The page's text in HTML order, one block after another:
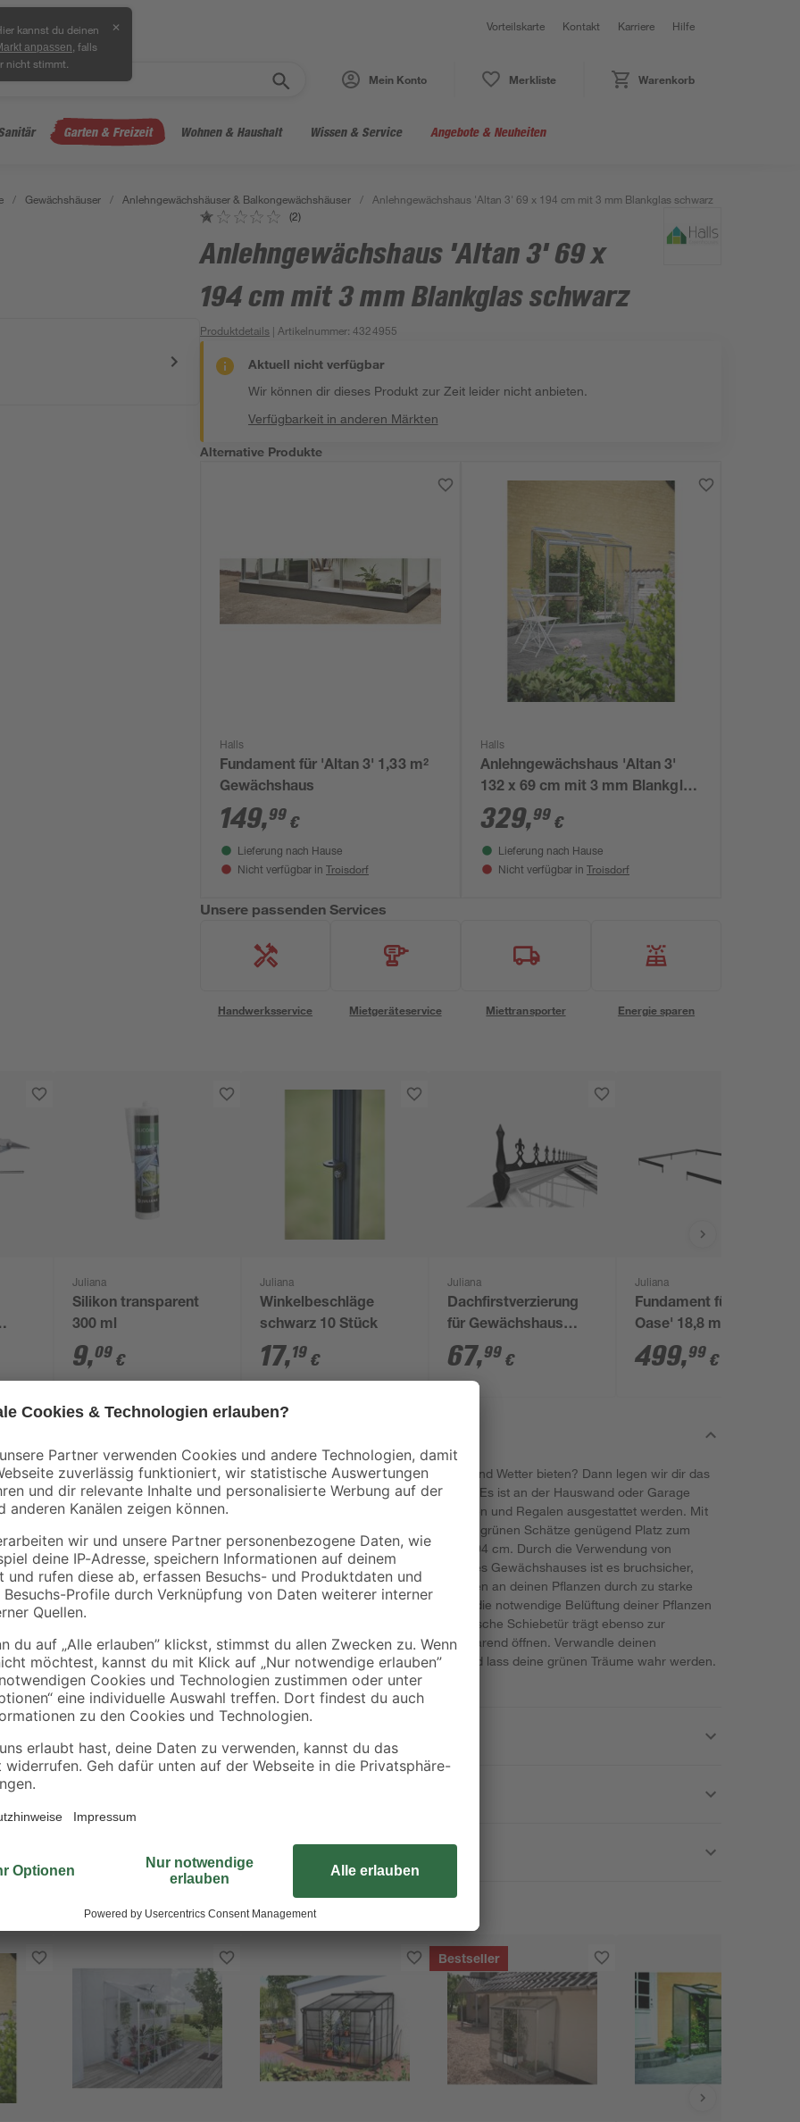
kannst du deinen
anpassen , falls
nicht stimmt.
✕ Vorteilskarte Kontakt Karriere Hilfe
Mein Konto Merkliste Warenkorb
Garten & Freizeit Wohnen & Haushalt Wissen & Service Angebote & Neuheiten
/ Gewächshäuser / Anlehngewächshäuser & Balkongewächshäuser / Anlehngewächshaus 'Altan 3' 69 x 194 cm mit 3 mm Blankglas schwarz
(2)
Anlehngewächshaus 'Altan 3' 69 x
194 cm mit 3 mm Blankglas schwarz
Produktdetails | Artikelnummer:4324955
Aktuell nicht verfügbar
Wir können dir dieses Produkt zur Zeit leider nicht anbieten.
Verfügbarkeit in anderen Märkten
Alternative Produkte
Halls
Fundament für 'Altan 3' 1,33 m²
Gewächshaus
149,99 €
Lieferung nach Hause
Nicht verfügbar in Troisdorf
Halls
Anlehngewächshaus 'Altan 3'
132 x 69 cm mit 3 mm Blankglas
aluminiumfarben
329,99 €
Lieferung nach Hause
Nicht verfügbar in Troisdorf
Unsere passenden Services
Handwerksservice Mietgeräteservice Miettransporter Energie sparen
Juliana
Silikon transparent
300 ml
9,09 €
Juliana
Winkelbeschläge
schwarz 10 Stück
17,19 €
Juliana
Dachfirstverzierung
für Gewächshaus
'Compact' 8,2 m² und
'Premium' 10,9 m²
67,99 €
Juliana
Fundament für 'Grand
Oase' 18,8 m²
Gewächshaus
499,99 €
Du möchtest deinen Pflanzen Schutz vor Wind und Wetter bieten? Dann legen wir dir das
Anlehngewächshaus 'Altan' von Halls ans Herz. Es ist an der Hauswand oder Garage
aufzustellen und kann individuell mit Pflanztischen und Regalen ausgestattet werden. Mit
seiner Nutzfläche von 1,33 m² bekommen deine grünen Schätze genügend Platz zum
Wachsen. Dabei liegt das Sockelmaß bei 69 x 194 cm. Durch die Verwendung von
Gartenblankglas für das Dach und die Wände des Gewächshauses ist es bruchsicher,
stabil und lichtstreuend. So entsteht kein Schaden an deinen Pflanzen durch zu starke
Sonneneinstrahlung. Das Dachfenster sorgt für die notwendige Belüftung deiner Pflanzen
und garantiert so ein gesundes Klima. Die praktische Schiebetür trägt ebenso zur
Belüftung bei und lässt sich einfach und platzsparend öffnen. Verwandle deinen
Außenbereich in ein Paradies voller Pflanzen und lass deine grünen Träume wahr werden.
hier.
Bestseller